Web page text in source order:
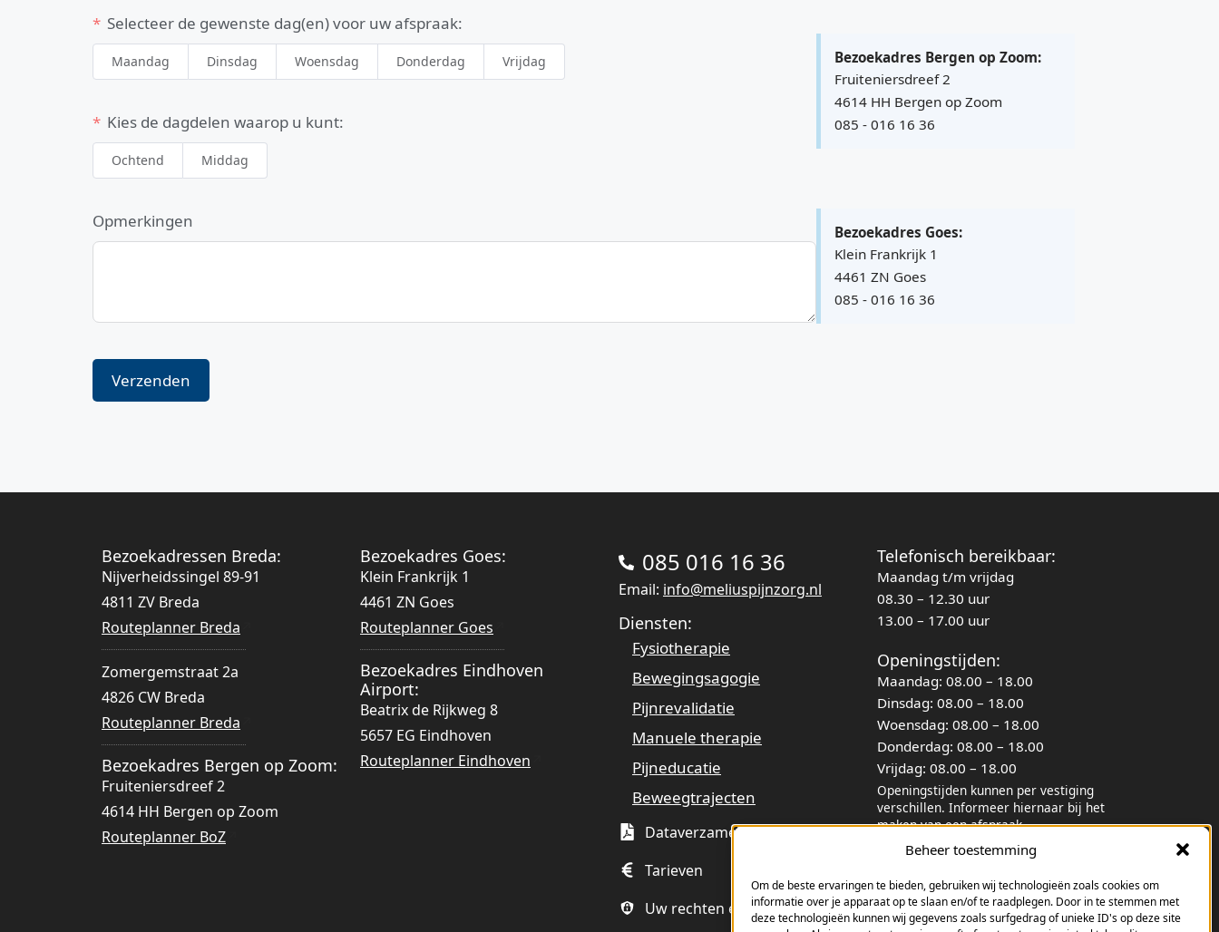
Beheer toestemming
Om de beste ervaringen te bieden, gebruiken wij technologieën zoals cookies om
informatie over je apparaat op te slaan en/of te raadplegen. Door in te stemmen met
deze technologieën kunnen wij gegevens zoals surfgedrag of unieke ID's op deze site
Selecteer de gewenste dag(en) voor uw afspraak:
Maandag Dinsdag Woensdag Donderdag Vrijdag
Kies de dagdelen waarop u kunt:
Ochtend Middag
Opmerkingen
Verzenden
Bezoekadres Bergen op Zoom:
Fruiteniersdreef 2
4614 HH Bergen op Zoom
085 - 016 16 36
Bezoekadres Goes:
Klein Frankrijk 1
4461 ZN Goes
085 - 016 16 36
Bezoekadressen Breda:
Nijverheidssingel 89-91
4811 ZV Breda
Routeplanner Breda
(opent in een nieuw tabblad)
Zomergemstraat 2a
4826 CW Breda
Routeplanner Breda
(opent in een nieuw tabblad)
Bezoekadres Bergen op Zoom:
Fruiteniersdreef 2
4614 HH Bergen op Zoom
Routeplanner BoZ
(opent in een nieuw tabblad)
Bezoekadres Goes:
Klein Frankrijk 1
4461 ZN Goes
Routeplanner Goes
(opent in een nieuw tabblad)
Bezoekadres Eindhoven
Airport:
Beatrix de Rijkweg 8
5657 EG Eindhoven
Routeplanner Eindhoven
(opent in een nieuw tabblad)
085 016 16 36
Email: info@meliuspijnzorg.nl
Diensten:
Fysiotherapie
Bewegingsagogie
Pijnrevalidatie
Manuele therapie
Pijneducatie
Beweegtrajecten
Dataverzameling
(opent in een nieuw tabblad)
Tarieven
Uw rechten en privacy
Telefonisch bereikbaar:
Maandag t/m vrijdag
08.30 – 12.30 uur
13.00 – 17.00 uur
Openingstijden:
Maandag: 08.00 – 18.00
Dinsdag: 08.00 – 18.00
Woensdag: 08.00 – 18.00
Donderdag: 08.00 – 18.00
Vrijdag: 08.00 – 18.00
Openingstijden kunnen per vestiging
verschillen. Informeer hiernaar bij het
maken van een afspraak.
Linkedin
(opent in een nieuw tabblad)